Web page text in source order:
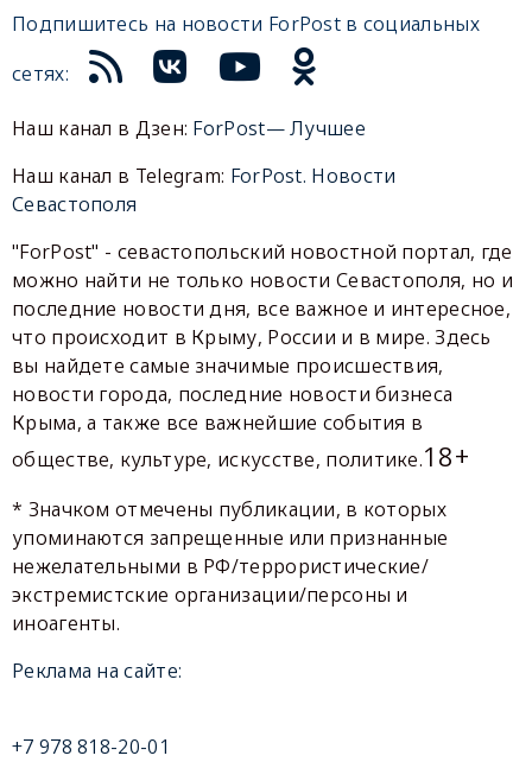
Подпишитесь на новости ForPost в социальных
сетях:
Наш канал в Дзен: ForPost— Лучшее
Наш канал в Telegram: ForPost. Новости
Севастополя
"ForPost" - севастопольский новостной портал, где
можно найти не только новости Севастополя, но и
последние новости дня, все важное и интересное,
что происходит в Крыму, России и в мире. Здесь
вы найдете самые значимые происшествия,
новости города, последние новости бизнеса
Крыма, а также все важнейшие события в
обществе, культуре, искусстве, политике.18+
* Значком отмечены публикации, в которых
упоминаются запрещенные или признанные
нежелательными в РФ/террористические/
экстремистские организации/персоны и
иноагенты.
Реклама на сайте:
+7 978 818-20-01